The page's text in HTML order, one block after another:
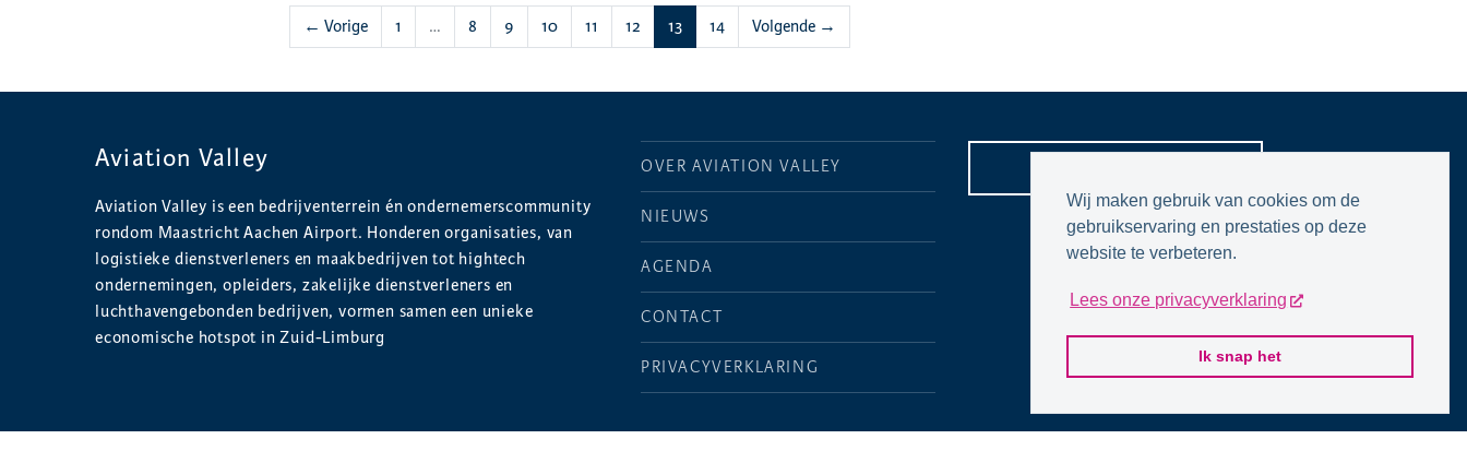
Wij maken gebruik van cookies om de
gebruikservaring en prestaties op deze
website te verbeteren.
Lees onze privacyverklaring
Ik snap het
← Vorige 1 … 8 9 10 11 12 13(huidige)
14 Volgende →
Aviation Valley
Aviation Valley is een bedrijventerrein én ondernemerscommunity
rondom Maastricht Aachen Airport. Honderen organisaties, van
logistieke dienstverleners en maakbedrijven tot hightech
ondernemingen, opleiders, zakelijke dienstverleners en
luchthavengebonden bedrijven, vormen samen een unieke
economische hotspot in Zuid-Limburg
OVER AVIATION VALLEY
NIEUWS
AGENDA
CONTACT
PRIVACYVERKLARING